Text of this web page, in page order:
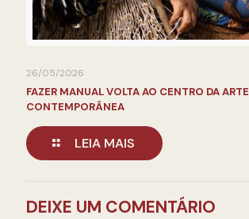
26/05/2026
FAZER MANUAL VOLTA AO CENTRO DA ARTE
CONTEMPORÂNEA
LEIA MAIS
DEIXE UM COMENTÁRIO